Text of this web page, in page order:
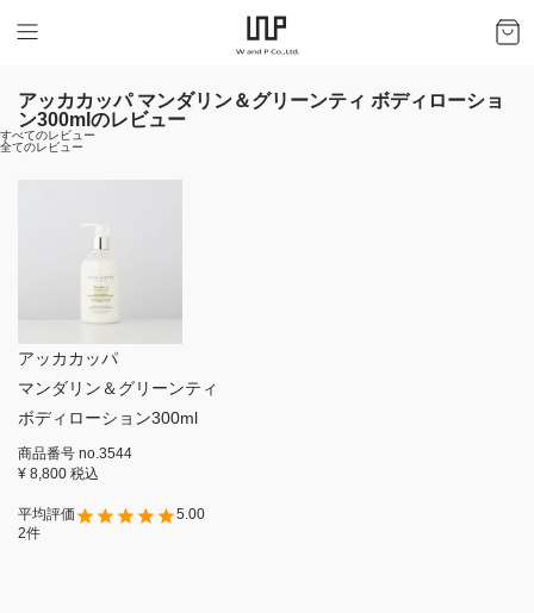
アッカカッパ マンダリン＆グリーンティ ボディローショ
ン300mlのレビュー
すべてのレビュー
全てのレビュー
アッカカッパ
マンダリン＆グリーンティ
ボディローション300ml
商品番号 no.3544
¥ 8,800 税込
5.00
2